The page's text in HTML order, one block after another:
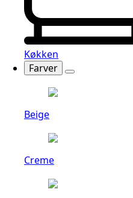
Køkken
Farver
Beige
Creme